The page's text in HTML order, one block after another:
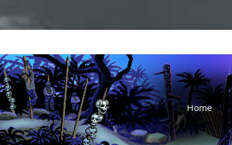
Home